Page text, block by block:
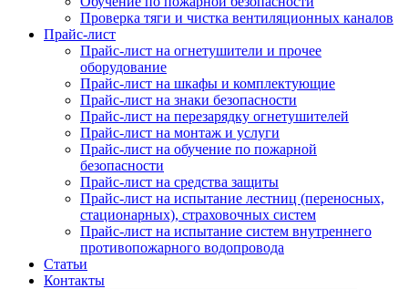
Проверка тяги и чистка вентиляционных каналов
Прайс-лист
Прайс-лист на огнетушители и прочее
оборудование
Прайс-лист на шкафы и комплектующие
Прайс-лист на знаки безопасности
Прайс-лист на перезарядку огнетушителей
Прайс-лист на монтаж и услуги
Прайс-лист на обучение по пожарной
безопасности
Прайс-лист на средства защиты
Прайс-лист на испытание лестниц (переносных,
стационарных), страховочных систем
Прайс-лист на испытание систем внутреннего
противопожарного водопровода
Статьи
Контакты